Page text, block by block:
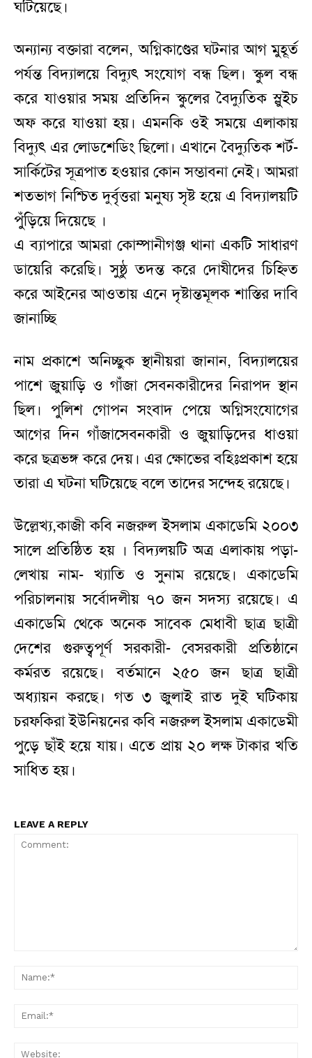
ঘটিয়েছে।
অন্যান্য বক্তারা বলেন, অগ্নিকাণ্ডের ঘটনার আগ মুহূর্ত
পর্যন্ত বিদ্যালয়ে বিদ্যুৎ সংযোগ বন্ধ ছিল। স্কুল বন্ধ
করে যাওয়ার সময় প্রতিদিন স্কুলের বৈদ্যুতিক স্লুইচ
অফ করে যাওয়া হয়। এমনকি ওই সময়ে এলাকায়
বিদ্যুৎ এর লোডশেডিং ছিলো। এখানে বৈদ্যুতিক শর্ট-
সার্কিটের সূত্রপাত হওয়ার কোন সম্ভাবনা নেই। আমরা
শতভাগ নিশ্চিত দুর্বৃত্তরা মনুষ্য সৃষ্ট হয়ে এ বিদ্যালয়টি
পুঁড়িয়ে দিয়েছে ।
এ ব্যাপারে আমরা কোম্পানীগঞ্জ থানা একটি সাধারণ
ডায়েরি করেছি। সুষ্ঠু তদন্ত করে দোষীদের চিহ্নিত
করে আইনের আওতায় এনে দৃষ্টান্তমূলক শাস্তির দাবি
জানাচ্ছি
নাম প্রকাশে অনিচ্ছুক স্থানীয়রা জানান, বিদ্যালয়ের
পাশে জুয়াড়ি ও গাঁজা সেবনকারীদের নিরাপদ স্থান
ছিল। পুলিশ গোপন সংবাদ পেয়ে অগ্নিসংযোগের
আগের দিন গাঁজাসেবনকারী ও জুয়াড়িদের ধাওয়া
করে ছত্রভঙ্গ করে দেয়। এর ক্ষোভের বহিঃপ্রকাশ হয়ে
তারা এ ঘটনা ঘটিয়েছে বলে তাদের সন্দেহ রয়েছে।
উল্লেখ্য,কাজী কবি নজরুল ইসলাম একাডেমি ২০০৩
সালে প্রতিষ্ঠিত হয় । বিদ্যলয়টি অত্র এলাকায় পড়া-
লেখায় নাম- খ্যাতি ও সুনাম রয়েছে। একাডেমি
পরিচালনায় সর্বোদলীয় ৭০ জন সদস্য রয়েছে। এ
একাডেমি থেকে অনেক সাবেক মেধাবী ছাত্র ছাত্রী
দেশের গুরুত্বপূর্ণ সরকারী- বেসরকারী প্রতিষ্ঠানে
কর্মরত রয়েছে। বর্তমানে ২৫০ জন ছাত্র ছাত্রী
অধ্যায়ন করছে। গত ৩ জুলাই রাত দুই ঘটিকায়
চরফকিরা ইউনিয়নের কবি নজরুল ইসলাম একাডেমী
পুড়ে ছাঁই হয়ে যায়। এতে প্রায় ২০ লক্ষ টাকার খতি
সাধিত হয়।
LEAVE A REPLY